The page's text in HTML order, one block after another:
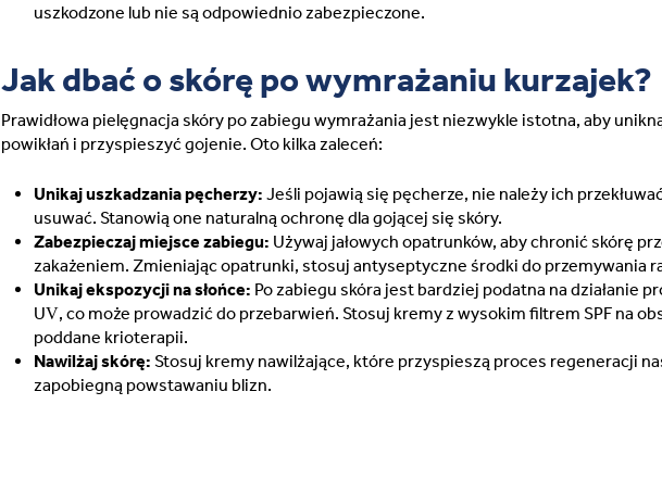
uszkodzone lub nie są odpowiednio zabezpieczone.
Jak dbać o skórę po wymrażaniu kurzajek?
Prawidłowa pielęgnacja skóry po zabiegu wymrażania jest niezwykle istotna, aby
powikłań i przyspieszyć gojenie. Oto kilka zaleceń:
Unikaj uszkadzania pęcherzy: Jeśli pojawią się pęcherze, nie należy ich
usuwać. Stanowią one naturalną ochronę dla gojącej się skóry.
Zabezpieczaj miejsce zabiegu: Używaj jałowych opatrunków, aby chronić skórę
zakażeniem. Zmieniając opatrunki, stosuj antyseptyczne środki do przemywania
Unikaj ekspozycji na słońce: Po zabiegu skóra jest bardziej podatna na działanie
UV, co może prowadzić do przebarwień. Stosuj kremy z wysokim filtrem SPF na
poddane krioterapii.
Nawilżaj skórę: Stosuj kremy nawilżające, które przyspieszą proces regeneracji
zapobiegną powstawaniu blizn.